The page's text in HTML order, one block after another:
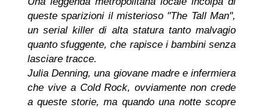
queste sparizioni il misterioso "The Tall Man",
un serial killer di alta statura tanto malvagio
quanto sfuggente, che rapisce i bambini senza
lasciare tracce.
Julia Denning, una giovane madre e infermiera
che vive a Cold Rock, ovviamente non crede
a queste storie, ma quando una notte scopre